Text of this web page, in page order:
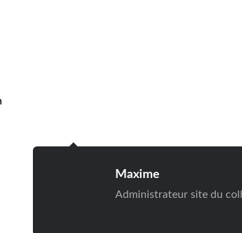
Maxime
Administrateur site du